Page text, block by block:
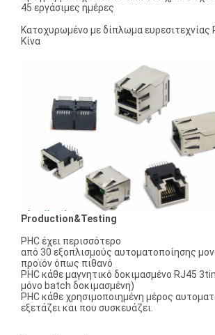
45 εργάσιμες ημέρες
Κατοχυρωμένο με δίπλωμα ευρεσιτεχνίας
Κίνα
Production&Testing
PHC έχει περισσότερο
από 30 εξοπλισμούς αυτοματοποίησης
προϊόν όπως πιθανό
PHC κάθε μαγνητικό δοκιμασμένο RJ45
μόνο batch δοκιμασμένη)
PHC κάθε χρησιμοποιημένη μέρος
εξετάζει και που συσκευάζει.